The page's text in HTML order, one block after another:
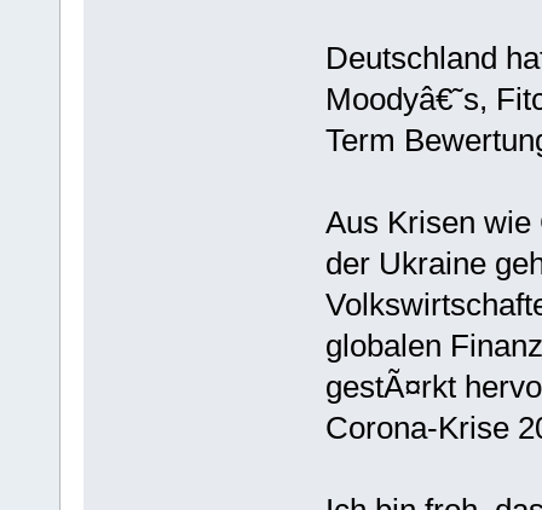
Deutschland
Moodyâ€˜s,
Term
Aus Krisen wie
der Ukraine
globalen
gestÃ¤rkt
Corona-Krise